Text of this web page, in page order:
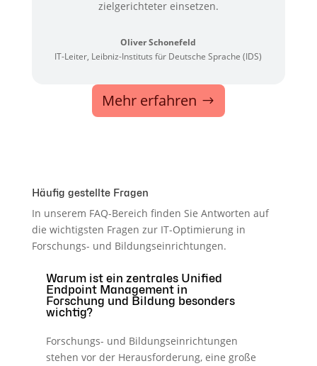
zielgerichteter einsetzen.
Oliver Schonefeld
IT-Leiter, Leibniz-Instituts für Deutsche Sprache (IDS)
Mehr erfahren
Häufig gestellte Fragen
In unserem FAQ-Bereich finden Sie Antworten auf
die wichtigsten Fragen zur IT-Optimierung in
Forschungs- und Bildungseinrichtungen.
Warum ist ein zentrales Unified
Endpoint Management in
Forschung und Bildung besonders
wichtig?
Forschungs- und Bildungseinrichtungen
stehen vor der Herausforderung, eine große